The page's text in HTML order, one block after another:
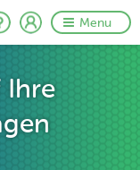
Menu
Ihre